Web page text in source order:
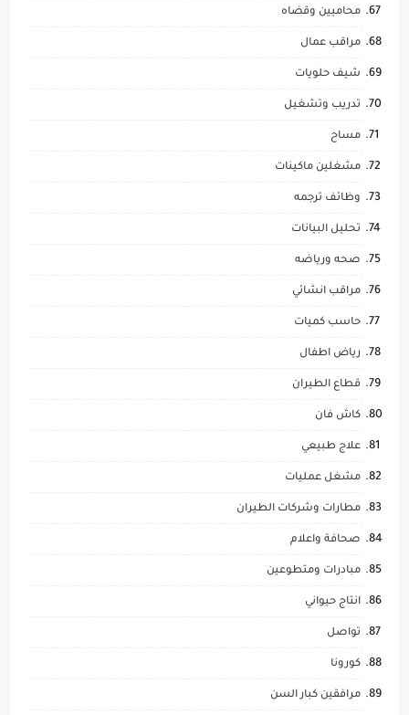
محاميين وقضاه
مراقب عمال
شيف حلويات
تدريب وتشغيل
مساح
مشغلين ماكينات
وظائف ترجمه
تحليل البيانات
صحه ورياضه
مراقب انشائي
حاسب كميات
رياض اطفال
قطاع الطيران
كاش فان
علاج طبيعي
مشغل عمليات
مطارات وشركات الطيران
صحافة واعلام
مبادرات ومتطوعين
انتاج حيواني
تواصل
كورونا
مرافقين كبار السن